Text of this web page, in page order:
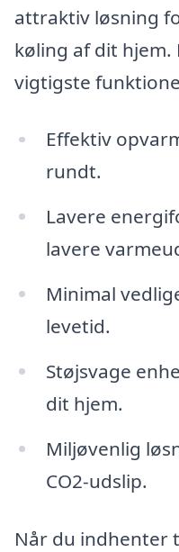
attraktiv løsning
køling af dit hjem.
vigtigste
Effektiv
rundt.
Lavere
lavere
Minimal
levetid.
Støjsvage
dit hjem.
Miljøvenlig
CO2-udslip.
Når du indhenter